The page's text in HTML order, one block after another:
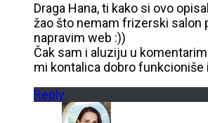
Draga Hana, ti kako si ovo
žao što nemam frizerski salon
napravim web :))
Čak sam i aluziju u
mi kontalica dobro funkcioniše
Reply